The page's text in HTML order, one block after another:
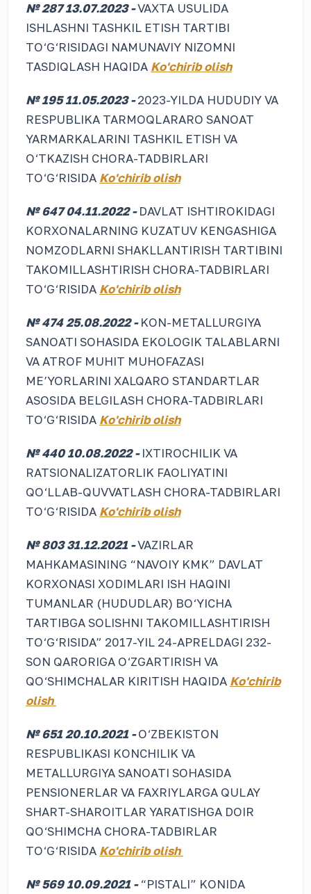
№ 287 13.07.2023 -VAXTA USULIDA
ISHLASHNI TASHKIL ETISH TARTIBI
TO‘G‘RISIDAGI NAMUNAVIY NIZOMNI
TASDIQLASH HAQIDA Ko'chirib olish
№ 195 11.05.2023 -2023-YILDA HUDUDIY VA
RESPUBLIKA TARMOQLARARO SANOAT
YARMARKALARINI TASHKIL ETISH VA
O‘TKAZISH CHORA-TADBIRLARI
TO‘G‘RISIDA Ko'chirib olish
№ 647 04.11.2022 -DAVLAT ISHTIROKIDAGI
KORXONALARNING KUZATUV KENGASHIGA
NOMZODLARNI SHAKLLANTIRISH TARTIBINI
TAKOMILLASHTIRISH CHORA-TADBIRLARI
TO‘G‘RISIDA Ko'chirib olish
№ 474 25.08.2022 -KON-METALLURGIYA
SANOATI SOHASIDA EKOLOGIK TALABLARNI
VA ATROF MUHIT MUHOFAZASI
ME’YORLARINI XALQARO STANDARTLAR
ASOSIDA BELGILASH CHORA-TADBIRLARI
TO‘G‘RISIDA Ko'chirib olish
№ 440 10.08.2022 -IXTIROCHILIK VA
RATSIONALIZATORLIK FAOLIYATINI
QO‘LLAB-QUVVATLASH CHORA-TADBIRLARI
TO‘G‘RISIDA Ko'chirib olish
№ 803 31.12.2021 -VAZIRLAR
MAHKAMASINING “NAVOIY KMK” DAVLAT
KORXONASI XODIMLARI ISH HAQINI
TUMANLAR (HUDUDLAR) BO‘YICHA
TARTIBGA SOLISHNI TAKOMILLASHTIRISH
TO‘G‘RISIDA” 2017-YIL 24-APRELDAGI 232-
SON QARORIGA O‘ZGARTIRISH VA
QO‘SHIMCHALAR KIRITISH HAQIDA Ko'chirib
olish
№ 651 20.10.2021 -O‘ZBEKISTON
RESPUBLIKASI KONCHILIK VA
METALLURGIYA SANOATI SOHASIDA
PENSIONERLAR VA FAXRIYLARGA QULAY
SHART-SHAROITLAR YARATISHGA DOIR
QO‘SHIMCHA CHORA-TADBIRLAR
TO‘G‘RISIDA Ko'chirib olish
№ 569 10.09.2021 -“PISTALI” KONIDA